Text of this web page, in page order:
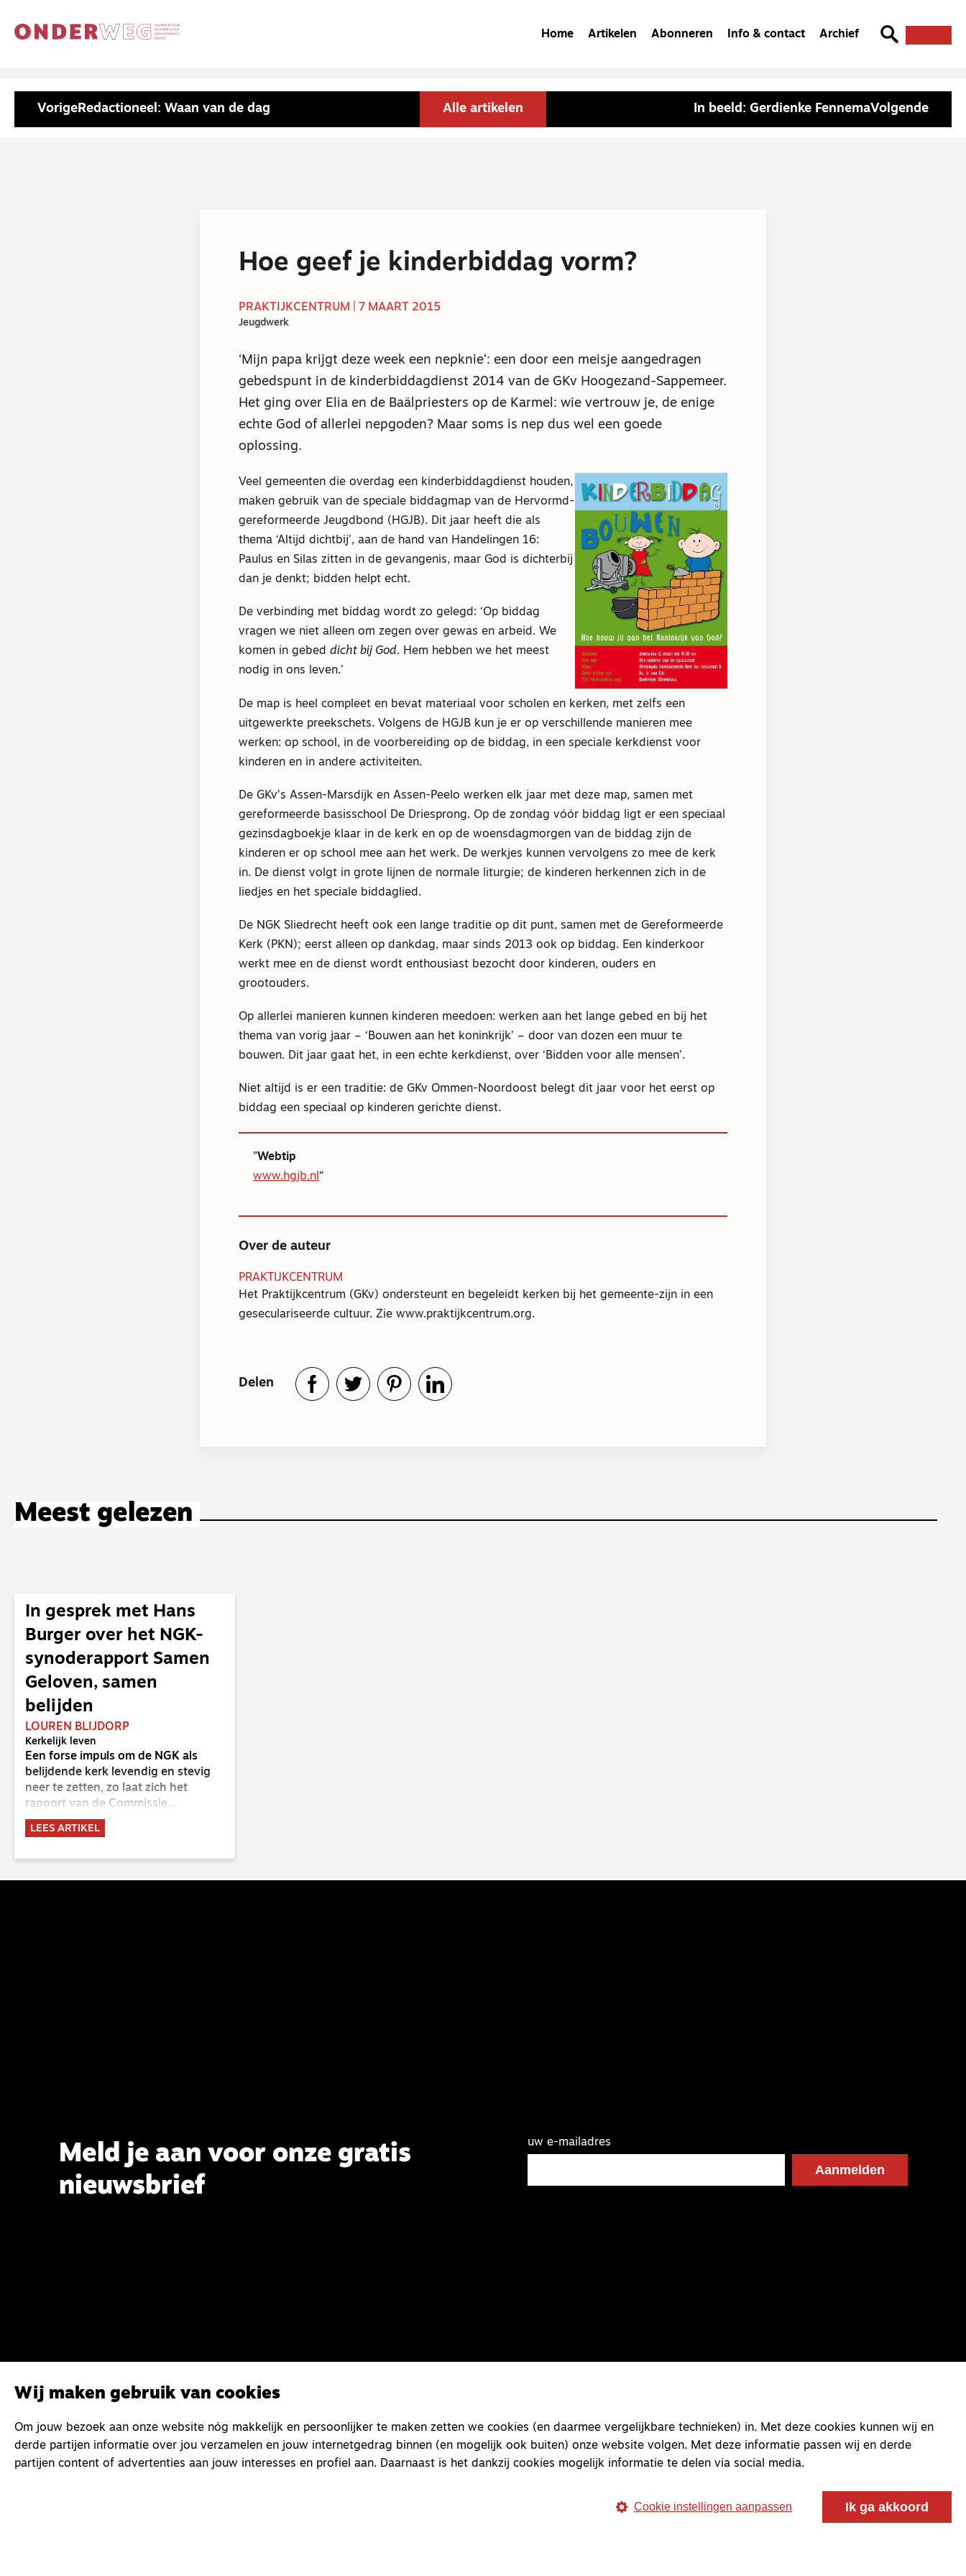
Home Artikelen Abonneren Info & contact Archief
VorigeRedactioneel: Waan van de dag Alle artikelen In beeld: Gerdienke FennemaVolgende
Hoe geef je kinderbiddag vorm?
PRAKTIJKCENTRUM | 7 MAART 2015
Jeugdwerk
‘Mijn papa krijgt deze week een nepknie’: een door een meisje aangedragen
gebedspunt in de kinderbiddagdienst 2014 van de GKv Hoogezand-Sappemeer.
Het ging over Elia en de Baälpriesters op de Karmel: wie vertrouw je, de enige
echte God of allerlei nepgoden? Maar soms is nep dus wel een goede
oplossing.
Veel gemeenten die overdag een kinderbiddagdienst houden,
maken gebruik van de speciale biddagmap van de Hervormd-
gereformeerde Jeugdbond (HGJB). Dit jaar heeft die als
thema ‘Altijd dichtbij’, aan de hand van Handelingen 16:
Paulus en Silas zitten in de gevangenis, maar God is dichterbij
dan je denkt; bidden helpt echt.
De verbinding met biddag wordt zo gelegd: ‘Op biddag
vragen we niet alleen om zegen over gewas en arbeid. We
komen in gebed dicht bij God. Hem hebben we het meest
nodig in ons leven.’
De map is heel compleet en bevat materiaal voor scholen en kerken, met zelfs een
uitgewerkte preekschets. Volgens de HGJB kun je er op verschillende manieren mee
werken: op school, in de voorbereiding op de biddag, in een speciale kerkdienst voor
kinderen en in andere activiteiten.
De GKv’s Assen-Marsdijk en Assen-Peelo werken elk jaar met deze map, samen met
gereformeerde basisschool De Driesprong. Op de zondag vóór biddag ligt er een speciaal
gezinsdagboekje klaar in de kerk en op de woensdagmorgen van de biddag zijn de
kinderen er op school mee aan het werk. De werkjes kunnen vervolgens zo mee de kerk
in. De dienst volgt in grote lijnen de normale liturgie; de kinderen herkennen zich in de
liedjes en het speciale biddaglied.
De NGK Sliedrecht heeft ook een lange traditie op dit punt, samen met de Gereformeerde
Kerk (PKN); eerst alleen op dankdag, maar sinds 2013 ook op biddag. Een kinderkoor
werkt mee en de dienst wordt enthousiast bezocht door kinderen, ouders en
grootouders.
Op allerlei manieren kunnen kinderen meedoen: werken aan het lange gebed en bij het
thema van vorig jaar – ‘Bouwen aan het koninkrijk’ – door van dozen een muur te
bouwen. Dit jaar gaat het, in een echte kerkdienst, over ‘Bidden voor alle mensen’.
Niet altijd is er een traditie: de GKv Ommen-Noordoost belegt dit jaar voor het eerst op
biddag een speciaal op kinderen gerichte dienst.
Webtip
www.hgjb.nl
Over de auteur
PRAKTIJKCENTRUM
Het Praktijkcentrum (GKv) ondersteunt en begeleidt kerken bij het gemeente-zijn in een
geseculariseerde cultuur. Zie www.praktijkcentrum.org.
Delen
Meest gelezen
In gesprek met Hans
Burger over het NGK-
synoderapport Samen
Geloven, samen
belijden
LOUREN BLIJDORP
Kerkelijk leven
Een forse impuls om de NGK als
belijdende kerk levendig en stevig
neer te zetten, zo laat zich het
rapport van de Commissie
Belijdende Kerk (CBK) lezen. Deze
commissie is al sinds de eenwording
2023 de opdracht om haar analyse
LEES ARTIKEL
Meld je aan voor onze gratis
nieuwsbrief
uw e-mailadres
Wij maken gebruik van cookies
Om jouw bezoek aan onze website nóg makkelijk en persoonlijker te maken zetten we cookies (en daarmee vergelijkbare technieken) in. Met deze cookies kunnen wij en
derde partijen informatie over jou verzamelen en jouw internetgedrag binnen (en mogelijk ook buiten) onze website volgen. Met deze informatie passen wij en derde
partijen content of advertenties aan jouw interesses en profiel aan. Daarnaast is het dankzij cookies mogelijk informatie te delen via social media.
Cookie instellingen aanpassen Ik ga akkoord